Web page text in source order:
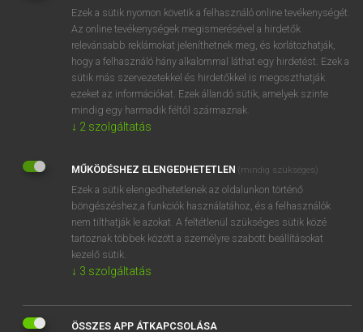
⚲ administerkeresése szótárainkban
DÍJMENTES ANGOL SZÓTÁR
admass
admeasure
administer
administration
administrative
administrator
Ezek a sütik nyomon követik a felhasználó online tevékenységét.
Az online tevékenységek megismerésével a hirdetők
relevánsabb reklámokat jeleníthetnek meg, és korlátozhatják,
hogy a felhasználó hány alkalommal láthat egy hirdetést. Ezek a
sütik más szervezetekkel és hirdetőkkel is megoszthatják
ezeket az információkat. Ezek állandó sütik, amelyek szinte
mindig egy harmadik féltől származnak.
↓ 2 szolgáltatás
MŰKÖDÉSHEZ ELENGEDHETETLEN (mindig szükséges)
Ezek a sütik elengedhetetlenek az oldalunkon történő
böngészéshez,a funkciók használatához, és a felhasználók
nem tilthatják le azokat. A feltétlenül szükséges sütik közé
tartoznak többek között a személyre szabott beállításokat
kezelő sütik.
↓ 3 szolgáltatás
ÖSSZES APP ÁTKAPCSOLÁSA